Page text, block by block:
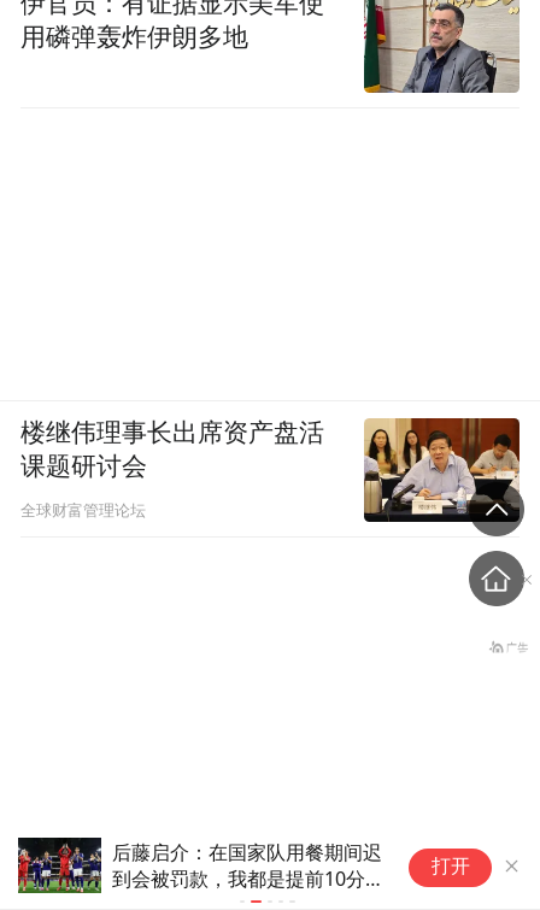
后藤启介：在国家队用餐期间迟
到会被罚款，我都是提前10分
打开
用磷弹轰炸伊朗多地
楼继伟理事长出席资产盘活
课题研讨会
全球财富管理论坛
26声枪响！14岁的初三学
生，枪杀了祖父母、老师、